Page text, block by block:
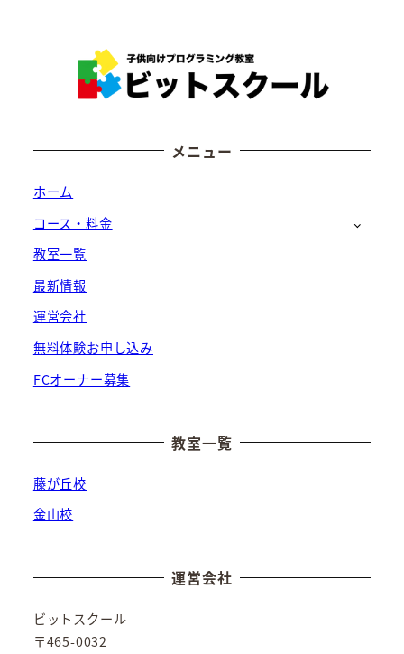
メニュー
ホーム
コース・料金
教室一覧
最新情報
運営会社
無料体験お申し込み
FCオーナー募集
教室一覧
藤が丘校
金山校
運営会社
ビットスクール
〒465-0032